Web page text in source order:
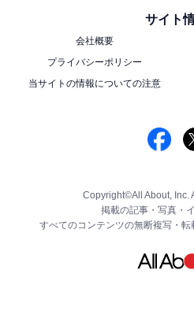
サイト
会社概要
プライバシーポリシー
当サイトの情報についての注意
Copyright©All About, Inc.
掲載の記事・写真・
すべてのコンテンツの無断複写・転